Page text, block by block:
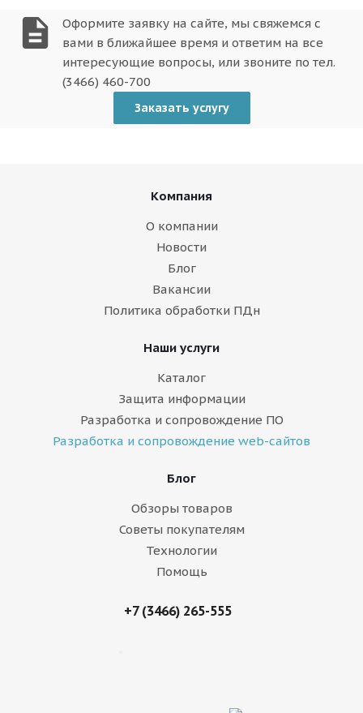
description
Оформите заявку на сайте, мы свяжемся с
вами в ближайшее время и ответим на все
интересующие вопросы, или звоните по тел.
(3466) 460-700
Заказать услугу
Компания
О компании
Новости
Блог
Вакансии
Политика обработки ПДн
Наши услуги
Каталог
Защита информации
Разработка и сопровождение ПО
Разработка и сопровождение web-сайтов
Блог
Обзоры товаров
Советы покупателям
Технологии
Помощь
+7 (3466) 265-555